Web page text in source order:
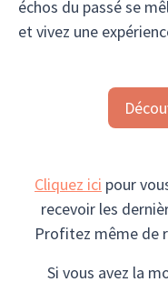
échos du passé se
et vivez une
Cliquez ici pour
recevoir les
Profitez même de
Si vous avez la